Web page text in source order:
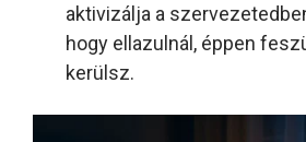
aktivizálja a
hogy ellazulnál, éppen
kerülsz.